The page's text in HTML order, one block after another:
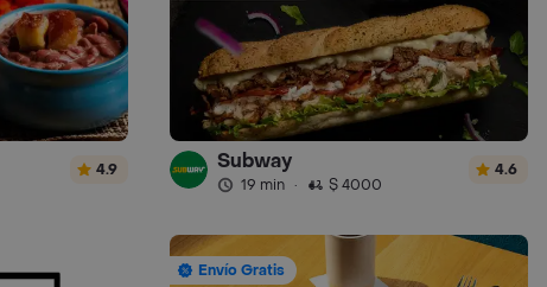
4.9 Subway
19 min · $ 4000
4.6
Envío Gratis